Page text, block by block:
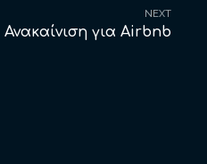
NEXT
Ανακαίνιση για Airbnb